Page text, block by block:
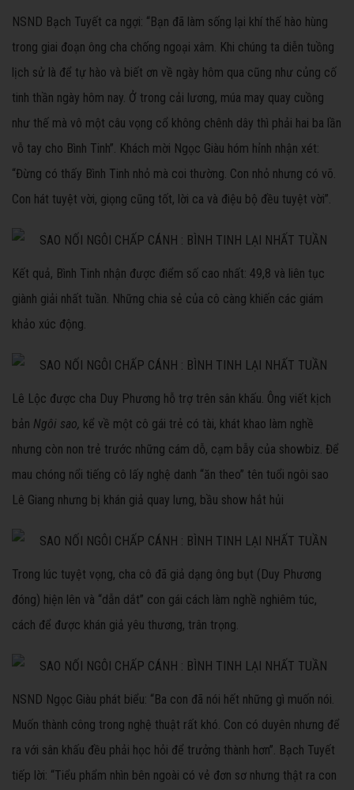
NSND Bạch Tuyết ca ngợi: “Bạn đã làm sống lại khí thế hào hùng
trong giai đoạn ông cha chống ngoại xâm. Khi chúng ta diễn tuồng
lịch sử là để tự hào và biết ơn về ngày hôm qua cũng như củng cố
tinh thần ngày hôm nay. Ở trong cải lương, múa may quay cuồng
như thế mà vô một câu vọng cổ không chênh dây thì phải hai ba lần
vỗ tay cho Bình Tinh”. Khách mời Ngọc Giàu hóm hỉnh nhận xét:
“Đừng có thấy Bình Tinh nhỏ mà coi thường. Con nhỏ nhưng có võ.
Con hát tuyệt vời, giọng cũng tốt, lời ca và điệu bộ đều tuyệt vời”.
Kết quả, Bình Tinh nhận được điểm số cao nhất: 49,8 và liên tục
giành giải nhất tuần. Những chia sẻ của cô càng khiến các giám
khảo xúc động.
Lê Lộc được cha Duy Phương hỗ trợ trên sân khấu. Ông viết kịch
bản Ngôi sao, kể về một cô gái trẻ có tài, khát khao làm nghề
nhưng còn non trẻ trước những cám dỗ, cạm bẫy của showbiz. Để
mau chóng nổi tiếng cô lấy nghệ danh “ăn theo” tên tuổi ngôi sao
Lê Giang nhưng bị khán giả quay lưng, bầu show hắt hủi
Trong lúc tuyệt vọng, cha cô đã giả dạng ông bụt (Duy Phương
đóng) hiện lên và “dẫn dắt” con gái cách làm nghề nghiêm túc,
cách để được khán giả yêu thương, trân trọng.
NSND Ngọc Giàu phát biểu: “Ba con đã nói hết những gì muốn nói.
Muốn thành công trong nghệ thuật rất khó. Con có duyên nhưng để
ra với sân khấu đều phải học hỏi để trưởng thành hơn”. Bạch Tuyết
tiếp lời: “Tiểu phẩm nhìn bên ngoài có vẻ đơn sơ nhưng thật ra con